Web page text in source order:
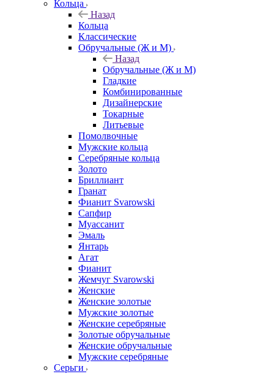
Кольца
Назад
Кольца
Классические
Обручальные (Ж и М)
Назад
Обручальные (Ж и М)
Гладкие
Комбинированные
Дизайнерские
Токарные
Литьевые
Помолвочные
Мужские кольца
Серебряные кольца
Золото
Бриллиант
Гранат
Фианит Svarowski
Сапфир
Муассанит
Эмаль
Янтарь
Агат
Фианит
Жемчуг Svarowski
Женские
Женские золотые
Мужские золотые
Женские серебряные
Золотые обручальные
Женские обручальные
Мужские серебряные
Серьги